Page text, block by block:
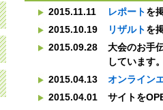
2015.11.11 レポートを
2015.10.19
リザルトを
2015.09.28
大会のお手
しています
2015.04.13
オンライン
2015.04.01
サイトを